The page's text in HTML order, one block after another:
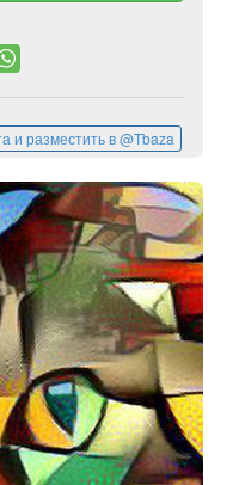
и разместить в @Tbaza